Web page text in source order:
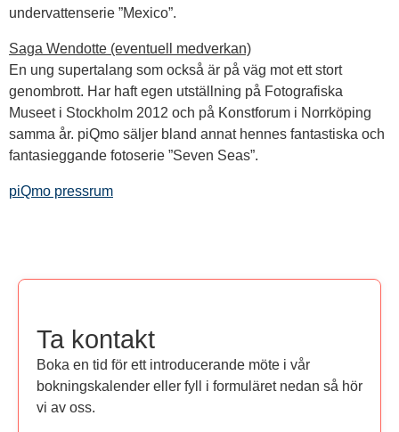
undervattenserie ”Mexico”.
Saga Wendotte (eventuell medverkan)
En ung supertalang som också är på väg mot ett stort
genombrott. Har haft egen utställning på Fotografiska
Museet i Stockholm 2012 och på Konstforum i Norrköping
samma år. piQmo säljer bland annat hennes fantastiska och
fantasieggande fotoserie ”Seven Seas”.
piQmo pressrum
Ta kontakt
Boka en tid för ett introducerande möte i vår
bokningskalender eller fyll i formuläret nedan så hör
vi av oss.